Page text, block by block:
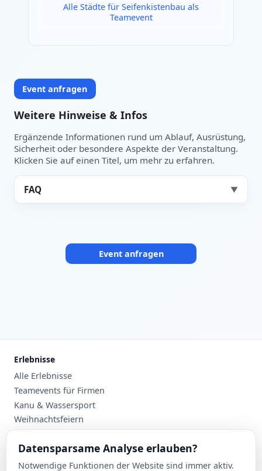
Alle Städte für Seifenkistenbau als
Teamevent
Event anfragen
Weitere Hinweise & Infos
Ergänzende Informationen rund um Ablauf, Ausrüstung,
Sicherheit oder besondere Aspekte der Veranstaltung.
Klicken Sie auf einen Titel, um mehr zu erfahren.
FAQ ▼
Event anfragen
Erlebnisse
Alle Erlebnisse
Teamevents für Firmen
Kanu & Wassersport
Weihnachtsfeiern
Planung
Events nach Stadt
Datensparsame Analyse erlauben?
Notwendige Funktionen der Website sind immer aktiv.